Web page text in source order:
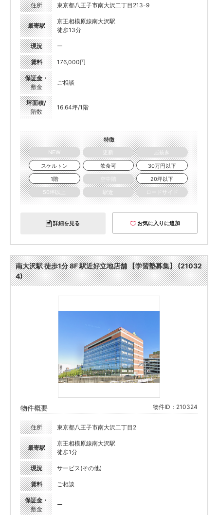
住所 東京都八王子市南大沢二丁目213-9
最寄駅
京王相模原線南大沢駅
徒歩13分
現況 ー
賃料 176,000円
保証金・
敷金
ご相談
坪面積/
階数
16.64坪/1階
特徴
NEW
更新
居抜き
スケルトン
飲食可
30万円以下
1階
空中階
20坪以下
50坪以上
駅近 ロードサイド
詳細を見る お気に入りに追加
南大沢駅 徒歩1分 8F 駅近好立地店舗 【学習塾募集】 (21032
4)
物件概要 物件ID：210324
住所 東京都八王子市南大沢二丁目2
最寄駅
京王相模原線南大沢駅
徒歩1分
現況 サービス(その他)
賃料 ご相談
保証金・
敷金
ー